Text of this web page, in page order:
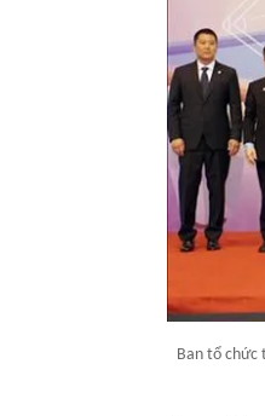
Ban tổ chức